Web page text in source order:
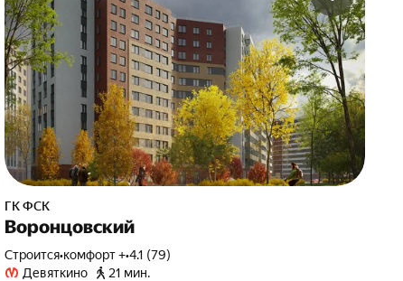
ГК ФСК
Воронцовский
Строится•комфорт +•4.1 (79)
Девяткино
21 мин.